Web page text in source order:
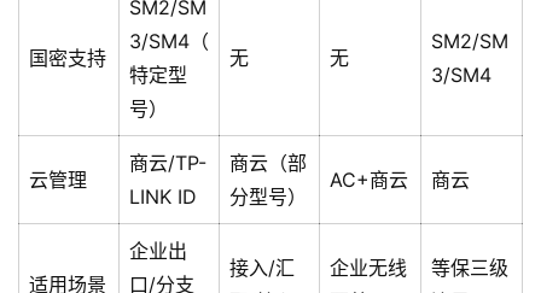
国密支持
SM2/SM
3/SM4（
特定型
号）
无 无
SM2/SM
3/SM4
云管理
商云/TP-
LINK ID
商云（部
分型号）
AC+商云 商云
适用场景
企业出
口/分支
接入/汇
企业无线
等保三级